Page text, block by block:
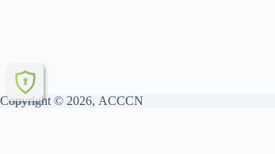
Copyright © 2026, ACCCN